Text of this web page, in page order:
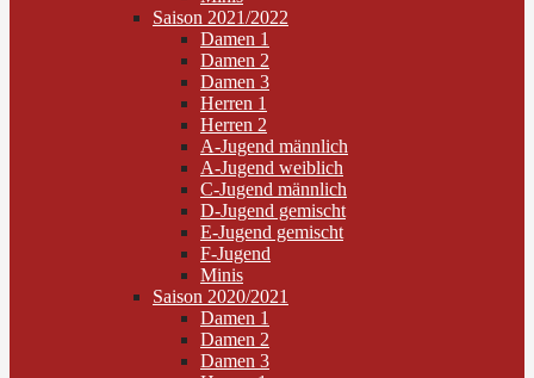
Saison 2021/2022
Damen 1
Damen 2
Damen 3
Herren 1
Herren 2
A-Jugend männlich
A-Jugend weiblich
C-Jugend männlich
D-Jugend gemischt
E-Jugend gemischt
F-Jugend
Minis
Saison 2020/2021
Damen 1
Damen 2
Damen 3